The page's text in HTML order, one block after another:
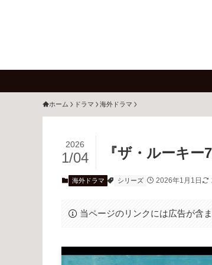
ホーム ドラマ 海外ドラマ
『ザ・ルーキ
2026
1/04
海外ドラマ シリーズ 2026年1月1日
当ページのリンクには広告が含